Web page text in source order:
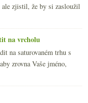
ale zjistil, že by si zasloužil
na vrcholu
na saturovaném trhu s
zrovna Vaše jméno,